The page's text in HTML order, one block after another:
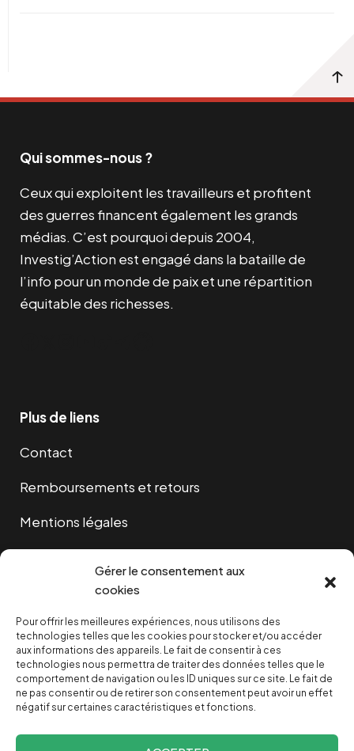
Gérer le consentement aux
cookies
Pour offrir les meilleures expériences, nous utilisons des
technologies telles que les cookies pour stocker et/ou accéder
aux informations des appareils. Le fait de consentir à ces
technologies nous permettra de traiter des données telles que le
comportement de navigation ou les ID uniques sur ce site. Le fait de
ne pas consentir ou de retirer son consentement peut avoir un effet
négatif sur certaines caractéristiques et fonctions.
Qui sommes-nous ?
Ceux qui exploitent les travailleurs et profitent
des guerres financent également les grands
médias. C’est pourquoi depuis 2004,
Investig’Action est engagé dans la bataille de
l’info pour un monde de paix et une répartition
équitable des richesses.
Plus de liens
Contact
Remboursements et retours
Mentions légales
NOUS SOUTENIR
NOTRE NEWSLETTER